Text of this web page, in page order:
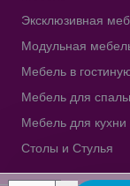
Эксклюзивная
Модульная
Мебель в
Мебель для
Мебель для кухни
Столы и Стулья